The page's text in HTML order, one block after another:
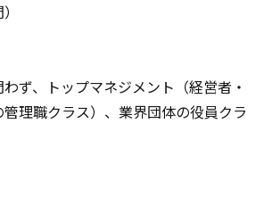
ず、トップマネジメント（経営者・
理職クラス）、業界団体の役員クラ